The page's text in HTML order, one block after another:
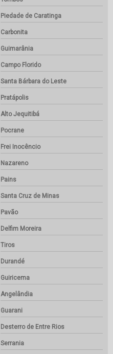
Piedade de Caratinga
Carbonita
Guimarânia
Campo Florido
Santa Bárbara do Leste
Pratápolis
Alto Jequitibá
Pocrane
Frei Inocêncio
Nazareno
Pains
Santa Cruz de Minas
Pavão
Delfim Moreira
Tiros
Durandé
Guiricema
Angelândia
Guarani
Desterro de Entre Rios
Serrania